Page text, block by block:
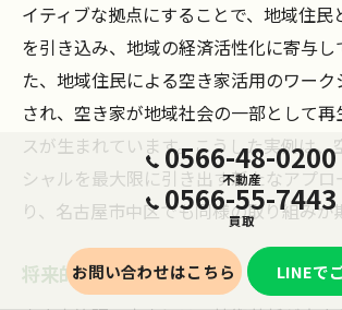
イティブな拠点にすることで、地域住民
を引き込み、地域の経済活性化に寄与し
た、地域住民による空き家活用のワー
され、空き家が地域社会の一部として
スが生まれています。こうした実例は、
シャルを最大限に引き出す新たなアプ
り、名古屋市中区でも同様の取り組みが
将来的な技術展望と課題
0566-48-0200
不動産
0566-55-7443
買取
お問い合わせはこちら LINEで